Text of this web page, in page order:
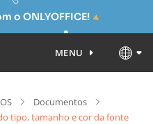
o ONLYOFFICE!
MENU
Documentos
tipo, tamanho e cor da fonte